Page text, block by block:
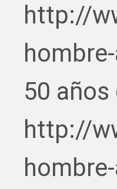
http://
50
http://